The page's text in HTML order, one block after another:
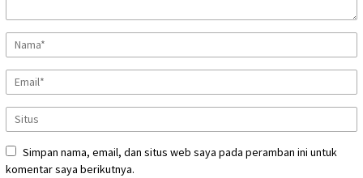
Simpan nama, email, dan situs web saya pada peramban ini untuk
komentar saya berikutnya.